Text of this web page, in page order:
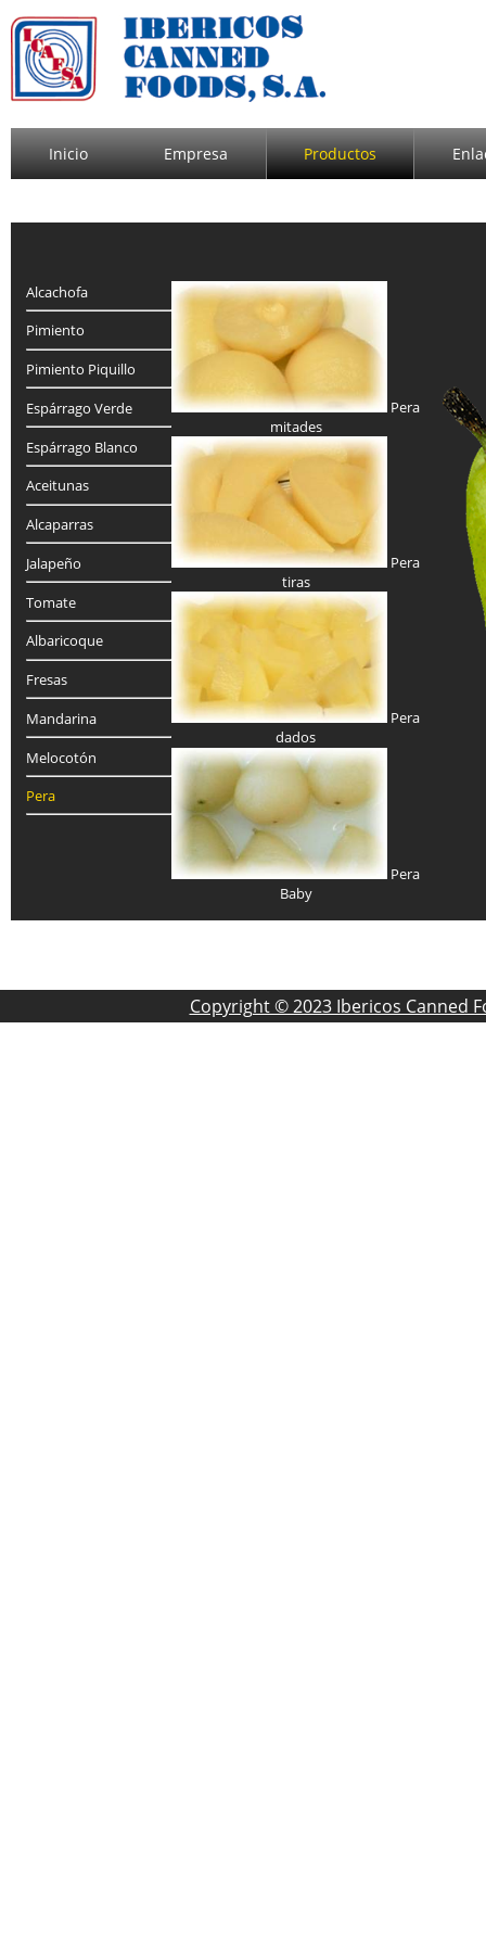
Inicio Empresa Productos
Alcachofa
Pera
mitades
Pimiento
Pimiento Piquillo
Espárrago Verde
Espárrago Blanco
Pera
tiras
Aceitunas
Alcaparras
Jalapeño
Tomate
Pera
dados
Albaricoque
Fresas
Mandarina
Melocotón
Pera
Baby
Pera
Copyright © 2023 Ibericos Canned